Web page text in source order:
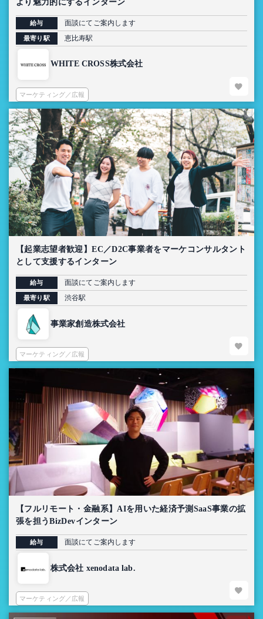
より魅力的にするインターン
給与 面談にてご案内します
最寄り駅 恵比寿駅
WHITE CROSS株式会社
マーケティング／広報
【起業志望者歓迎】EC／D2C事業者をマーケコンサルタント
として支援するインターン
給与 面談にてご案内します
最寄り駅 渋谷駅
事業家創造株式会社
マーケティング／広報
【フルリモート・金融系】AIを用いた経済予測SaaS事業の拡
張を担うBizDevインターン
給与 面談にてご案内します
株式会社 xenodata lab.
マーケティング／広報